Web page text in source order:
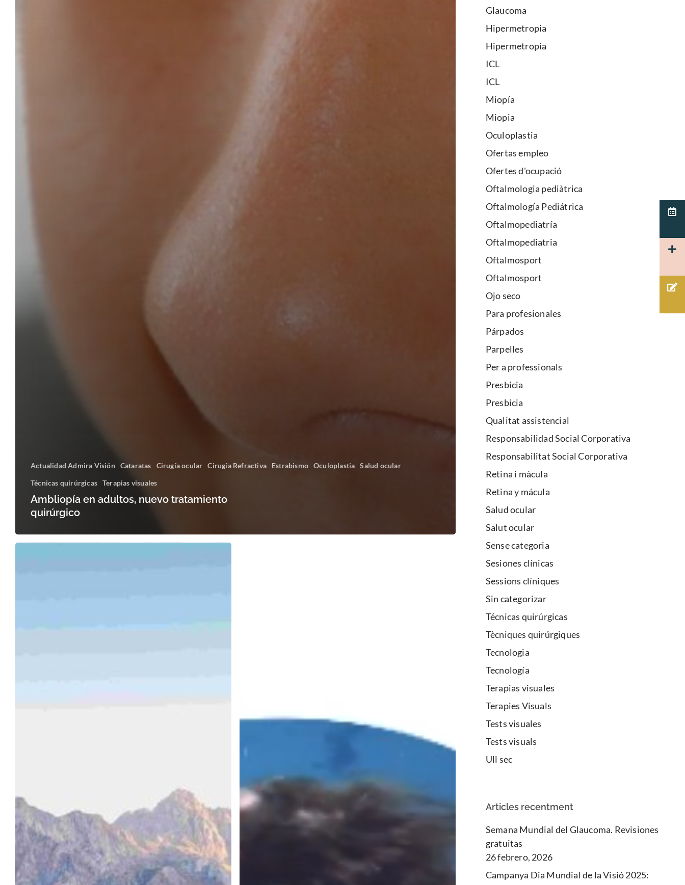
Actualidad Admira Visión Cataratas Cirugía ocular Cirugía Refractiva Estrabismo Oculoplastia
Salud ocular
Técnicas quirúrgicas Terapias visuales
Ambliopía en adultos, nuevo tratamiento
quirúrgico
Glaucoma
Hipermetropia
Hipermetropía
ICL
ICL
Miopía
Miopia
Oculoplastia
Ofertas empleo
Ofertes d'ocupació
Oftalmologia pediàtrica
Oftalmología Pediátrica
Oftalmopediatría
Oftalmopediatria
Oftalmosport
Oftalmosport
Ojo seco
Para profesionales
Párpados
Parpelles
Per a professionals
Presbicia
Presbicia
Qualitat assistencial
Responsabilidad Social Corporativa
Responsabilitat Social Corporativa
Retina i màcula
Retina y mácula
Salud ocular
Salut ocular
Sense categoria
Sesiones clínicas
Sessions clíniques
Sin categorizar
Técnicas quirúrgicas
Tècniques quirúrgiques
Tecnologia
Tecnología
Terapias visuales
Terapies Visuals
Tests visuales
Tests visuals
Ull sec
Articles recentment
Semana Mundial del Glaucoma. Revisiones
gratuitas
26 febrero, 2026
Campanya Dia Mundial de la Visió 2025: